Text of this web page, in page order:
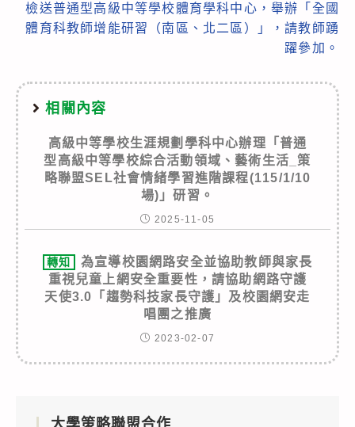
檢送普通型高級中等學校體育學科中心，舉辦「全國
體育科教師增能研習（南區、北二區）」，請教師踴
躍參加。
相關內容
高級中等學校生涯規劃學科中心辦理「普通
型高級中等學校綜合活動領域、藝術生活_策
略聯盟SEL社會情緒學習進階課程(115/1/10
場)」研習。
2025-11-05
轉知
為宣導校園網路安全並協助教師與家長
重視兒童上網安全重要性，請協助網路守護
天使3.0「趨勢科技家長守護」及校園網安走
唱團之推廣
2023-02-07
大學策略聯盟合作